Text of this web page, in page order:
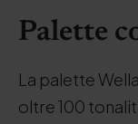
Palette
La palette
oltre 100